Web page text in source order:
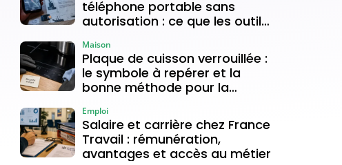
téléphone portable sans
autorisation : ce que les outils
Plaque de cuisson verrouillée :
le symbole à repérer et la
bonne méthode pour la
Maison
Salaire et carrière chez France
Travail : rémunération,
avantages et accès au métier
Emploi